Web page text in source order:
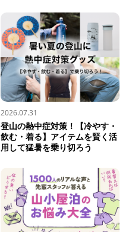
2026.07.31
登山の熱中症対策！【冷やす・
飲む・着る】アイテムを賢く活
用して猛暑を乗り切ろう